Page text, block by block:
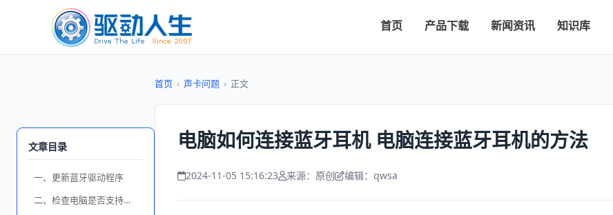
首页 产品下载 新闻资讯 知识库
文章目录
一、更新蓝牙驱动程序
二、检查电脑是否支持蓝牙功能
首页 › 声卡问题 › 正文
电脑如何连接蓝牙耳机 电脑连接蓝牙耳机的方法
2024-11-05 15:16:23 来源：原创 编辑：qwsa